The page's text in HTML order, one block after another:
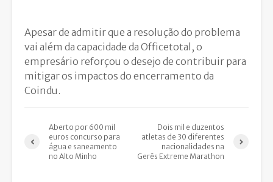
Apesar de admitir que a resolução do problema
vai além da capacidade da Officetotal, o
empresário reforçou o desejo de contribuir para
mitigar os impactos do encerramento da
Coindu.
Aberto por 600 mil
euros concurso para
água e saneamento
no Alto Minho
Dois mil e duzentos
atletas de 30 diferentes
nacionalidades na
Gerês Extreme Marathon